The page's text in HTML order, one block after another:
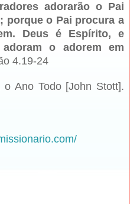
adorarão o Pai
porque o Pai procura a
Deus é Espírito, e
o adorem em
4.19-24
Ano Todo [John Stott].